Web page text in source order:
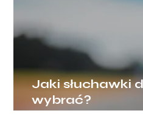
Jaki słuchawki
wybrać?